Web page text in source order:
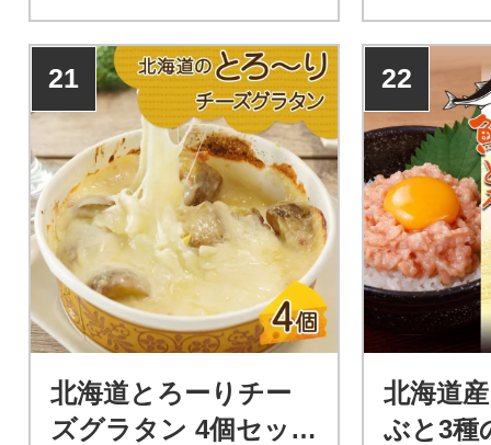
4箱セット・44個入り)
実現するた
臼を使って
すり身の中
海道牛乳を
ぐし身入り
ース。ひと
みしていま
21
北海道とろーりチー
ズグラタン 4個セット
22
北海道
ぶと3種